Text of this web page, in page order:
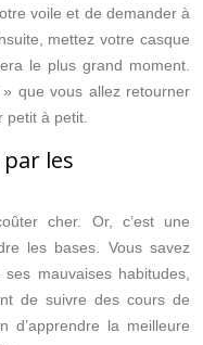
voile et de demander à
mettez votre casque
le plus grand moment.
que vous allez retourner
petit à petit.
les
cher. Or, c’est une
les bases. Vous savez
mauvaises habitudes,
de suivre des cours de
d’apprendre la meilleure